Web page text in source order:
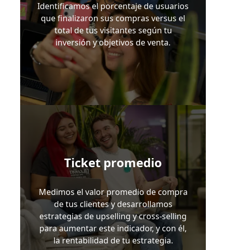
Identificamos el porcentaje de usuarios
que finalizaron sus compras versus el
total de tus visitantes según tu
inversión y objetivos de venta.
Ticket promedio
Medimos el valor promedio de compra
de tus clientes y desarrollamos
estrategias de upselling y cross-selling
para aumentar este indicador, y con él,
la rentabilidad de tu estrategia.